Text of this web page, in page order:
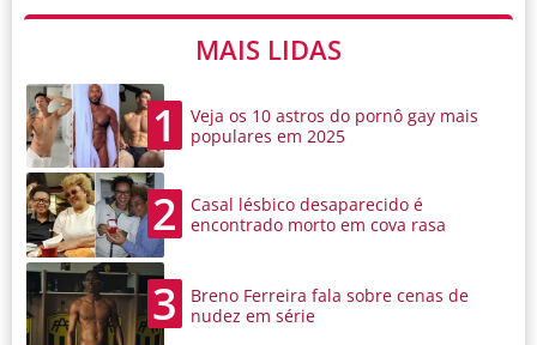
MAIS LIDAS
1
Veja os 10 astros do pornô gay mais
populares em 2025
2
Casal lésbico desaparecido é
encontrado morto em cova rasa
3
Breno Ferreira fala sobre cenas de
nudez em série